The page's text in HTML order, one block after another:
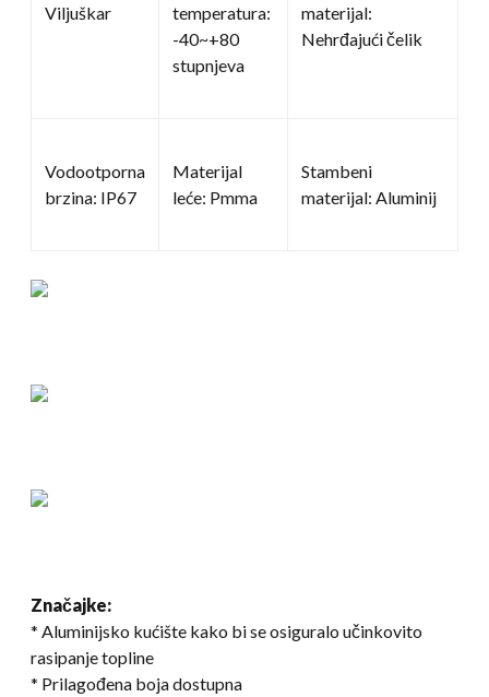
Viljuškar
temperatura:
-40~+80
stupnjeva
materijal:
Nehrđajući čelik
Vodootporna
brzina: IP67
Materijal
leće: Pmma
Stambeni
materijal: Aluminij
Značajke:
* Aluminijsko kućište kako bi se osiguralo učinkovito
rasipanje topline
* Prilagođena boja dostupna